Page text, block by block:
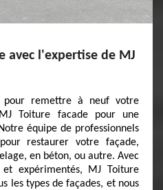
avec l'expertise de MJ
pour remettre à neuf votre
Toiture facade pour une
équipe de professionnels
restaurer votre façade,
en béton, ou autre. Avec
expérimentés, MJ Toiture
les types de façades, et nous